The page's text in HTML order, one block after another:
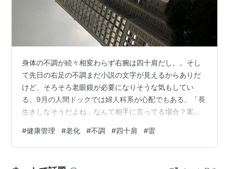
身体の不調が続々相変わらず右腕は四十肩だし。。そし
て先日の右足の不調まだ小説の文字が見えるからありだ
けど、そろそろ老眼鏡が必要になりそうな気もしてい
る。9月の人間ドックでは婦人科系が心配でもある。「長
生きしなそうだよね」なんて相手に言ってる場合？案外
うおなかがぼよん例のご近所の山友とは何事もなくホッ
としている。金曜の夜に逢った時も過剰に心配するでも
#健康管理 #老化 #不調 #四十肩 #雷